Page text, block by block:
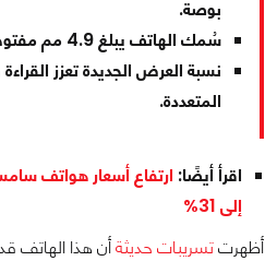
بوصة.
سُمك الهاتف يبلغ 4.9 مم مفتوحًا و9.8 مم عند الإغلاق.
نسبة العرض الجديدة تعزز
المتعددة.
اقرأ أيضًا: ارتفاع أسعار هواتف
إلى 31%
أظهرتتسريبات حديثةأن هذا الهاتف